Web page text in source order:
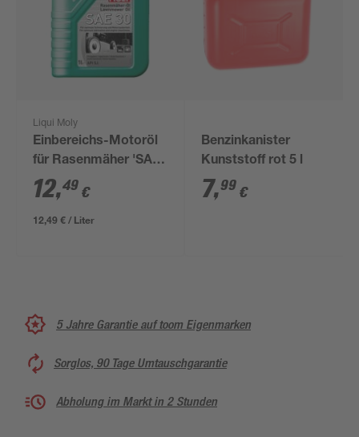
Liqui Moly
Einbereichs-Motoröl
für Rasenmäher 'SAE
30' 1 l
12,49 €
12,49 € / Liter
Benzinkanister
Kunststoff rot 5 l
7,99 €
5 Jahre Garantie auf toom Eigenmarken
Sorglos, 90 Tage Umtauschgarantie
Abholung im Markt in 2 Stunden